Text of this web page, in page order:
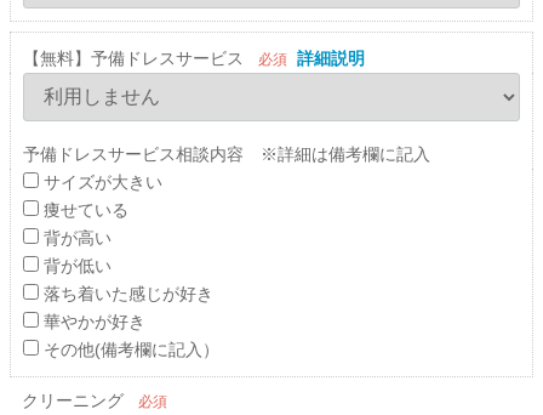
【無料】予備ドレスサービス 必須 詳細説明
予備ドレスサービス相談内容 ※詳細は備考欄に記入
サイズが大きい
痩せている
背が高い
背が低い
落ち着いた感じが好き
華やかが好き
その他(備考欄に記入）
クリーニング 必須